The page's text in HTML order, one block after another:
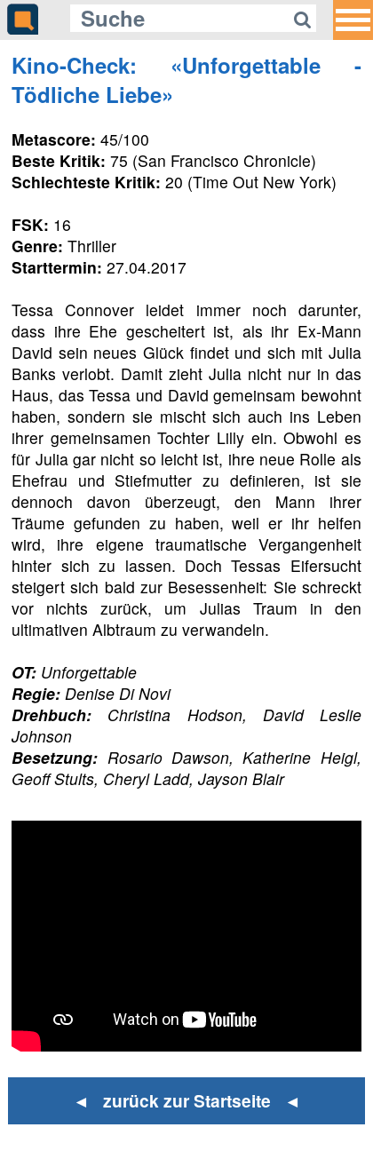
Kino-Check: «Unforgettable -
Tödliche Liebe»
Metascore: 45/100
Beste Kritik: 75 (San Francisco Chronicle)
Schlechteste Kritik: 20 (Time Out New York)
FSK: 16
Genre: Thriller
Starttermin: 27.04.2017
Tessa Connover leidet immer noch darunter,
dass ihre Ehe gescheitert ist, als ihr Ex-Mann
David sein neues Glück findet und sich mit Julia
Banks verlobt. Damit zieht Julia nicht nur in das
Haus, das Tessa und David gemeinsam bewohnt
haben, sondern sie mischt sich auch ins Leben
ihrer gemeinsamen Tochter Lilly ein. Obwohl es
für Julia gar nicht so leicht ist, ihre neue Rolle als
Ehefrau und Stiefmutter zu definieren, ist sie
dennoch davon überzeugt, den Mann ihrer
Träume gefunden zu haben, weil er ihr helfen
wird, ihre eigene traumatische Vergangenheit
hinter sich zu lassen. Doch Tessas Eifersucht
steigert sich bald zur Besessenheit: Sie schreckt
vor nichts zurück, um Julias Traum in den
ultimativen Albtraum zu verwandeln.
OT: Unforgettable
Regie: Denise Di Novi
Drehbuch: Christina Hodson, David Leslie
Johnson
Besetzung: Rosario Dawson, Katherine Heigl,
Geoff Stults, Cheryl Ladd, Jayson Blair
◄ zurück zur Startseite ◄